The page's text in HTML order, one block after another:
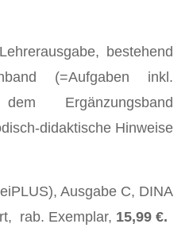
bestehend
(=Aufgaben inkl.
Ergänzungsband
didaktische Hinweise
Ausgabe C, DINA
rab. Exemplar, 15,99 €.